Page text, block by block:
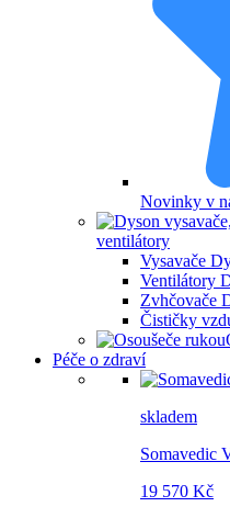
Novinky v
ventilátory
Vysavače
Ventilátory
Zvhčovače
Čističky
Péče o zdraví
skladem
Somavedic
19 570 Kč